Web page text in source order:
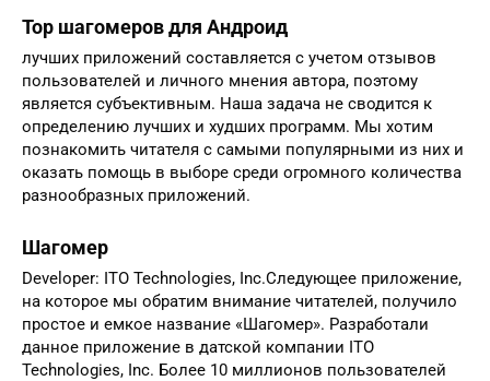
Top шагомеров для Андроид
лучших приложений составляется с учетом отзывов
пользователей и личного мнения автора, поэтому
является субъективным. Наша задача не сводится к
определению лучших и худших программ. Мы хотим
познакомить читателя с самыми популярными из них и
оказать помощь в выборе среди огромного количества
разнообразных приложений.
Шагомер
Developer: ITO Technologies, Inc.Следующее приложение,
на которое мы обратим внимание читателей, получило
простое и емкое название «Шагомер». Разработали
данное приложение в датской компании ITO
Technologies, Inc. Более 10 миллионов пользователей